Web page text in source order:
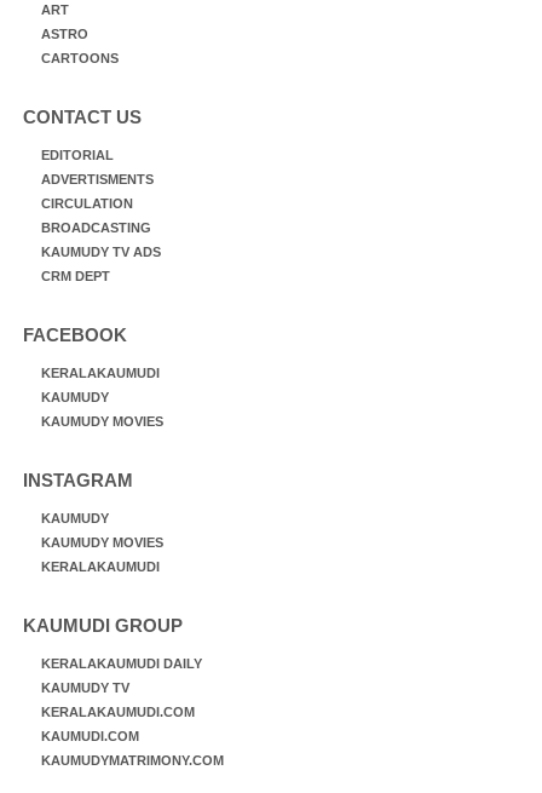
ART
ASTRO
CARTOONS
CONTACT US
EDITORIAL
ADVERTISMENTS
CIRCULATION
BROADCASTING
KAUMUDY TV ADS
CRM DEPT
FACEBOOK
KERALAKAUMUDI
KAUMUDY
KAUMUDY MOVIES
INSTAGRAM
KAUMUDY
KAUMUDY MOVIES
KERALAKAUMUDI
KAUMUDI GROUP
KERALAKAUMUDI DAILY
KAUMUDY TV
KERALAKAUMUDI.COM
KAUMUDI.COM
KAUMUDYMATRIMONY.COM